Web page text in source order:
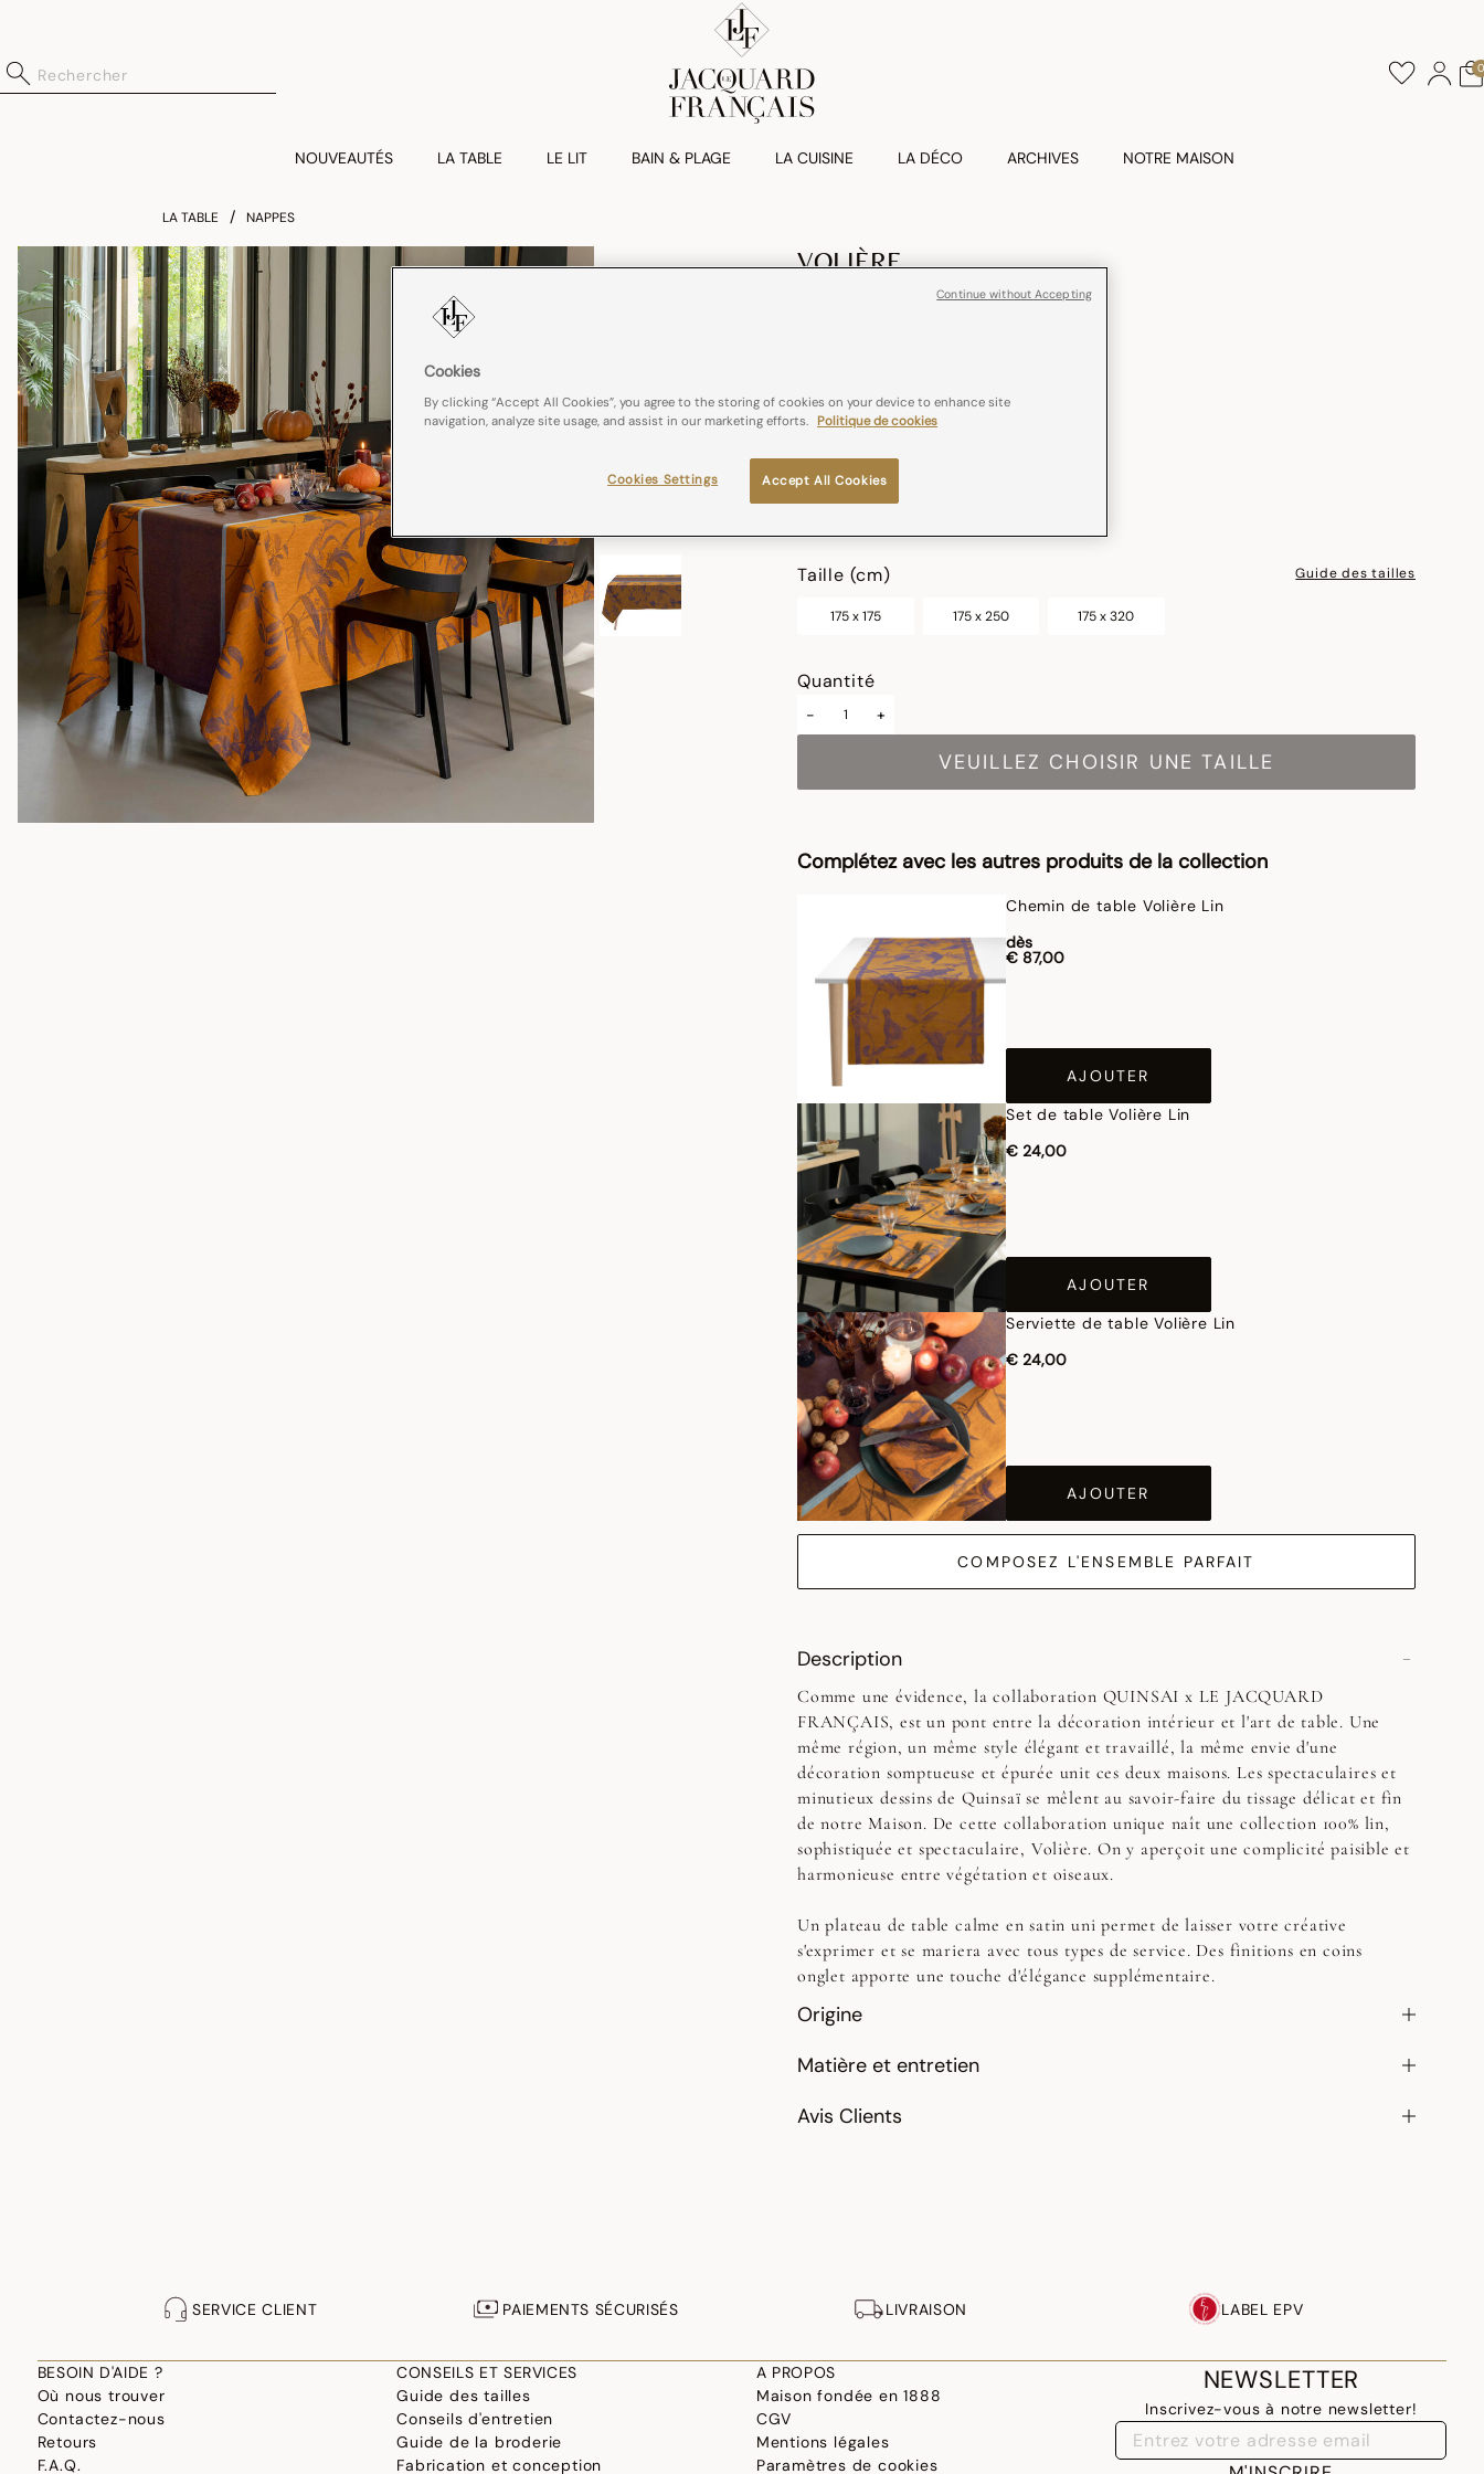
0
NOUVEAUTÉS LA TABLE LE LIT BAIN & PLAGE LA CUISINE LA DÉCO ARCHIVES NOTRE MAISON
LA TABLE NAPPES
VOLIÈRE
Nappe Volière Lin
Couleurs :Nocturne
Taille (cm) Guide des tailles
175 x 175 175 x 250 175 x 320
Quantité
- +
VEUILLEZ CHOISIR UNE TAILLE
Complétez avec les autres produits de la collection
Chemin de table Volière Lin
dès
€ 87,00
AJOUTER
Set de table Volière Lin
€ 24,00
AJOUTER
Serviette de table Volière Lin
€ 24,00
AJOUTER
COMPOSEZ L'ENSEMBLE PARFAIT
Description
Comme une évidence, la collaboration QUINSAI x LE JACQUARD
FRANÇAIS, est un pont entre la décoration intérieur et l'art de table. Une
même région, un même style élégant et travaillé, la même envie d'une
décoration somptueuse et épurée unit ces deux maisons. Les spectaculaires et
minutieux dessins de Quinsaï se mêlent au savoir-faire du tissage délicat et fin
de notre Maison. De cette collaboration unique naît une collection 100% lin,
sophistiquée et spectaculaire, Volière. On y aperçoit une complicité paisible et
harmonieuse entre végétation et oiseaux.
Un plateau de table calme en satin uni permet de laisser votre créative
s'exprimer et se mariera avec tous types de service. Des finitions en coins
onglet apporte une touche d'élégance supplémentaire.
Origine
Matière et entretien
Avis Clients
SERVICE CLIENT PAIEMENTS SÉCURISÉS LIVRAISON LABEL EPV
BESOIN D'AIDE ?
Où nous trouver
Contactez-nous
Retours
F.A.Q.
CONSEILS ET SERVICES
Guide des tailles
Conseils d'entretien
Guide de la broderie
Fabrication et conception
A PROPOS
Maison fondée en 1888
CGV
Mentions légales
Paramètres de cookies
NEWSLETTER
Inscrivez-vous à notre newsletter!
Cookies
By clicking “Accept All Cookies”, you agree to the storing of cookies on your device to enhance site
navigation, analyze site usage, and assist in our marketing efforts. Politique de cookies
Accept All Cookies
Cookies Settings
Continue without Accepting